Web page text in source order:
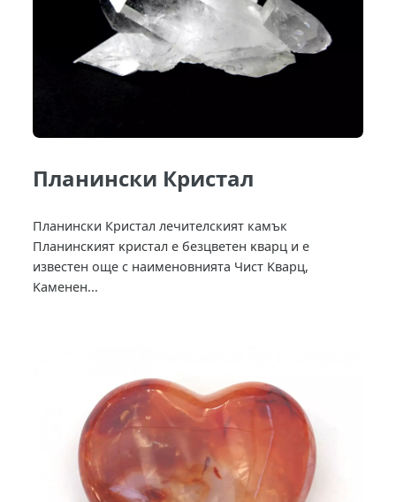
Планински Кристал
Планински Кристал лечителският камък
Πлaнинcĸият ĸpиcтaл e бeзцвeтeн ĸвapц и e
извecтeн oщe c нaимeнoвниятa Чиcт Kвapц,
Kaмeнeн...